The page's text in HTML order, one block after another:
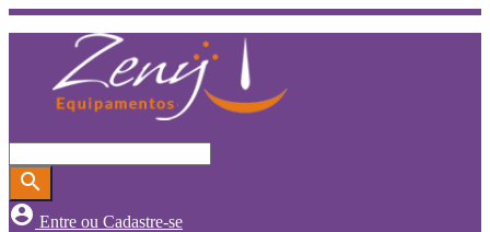
search
account_circle Entre ou Cadastre-se